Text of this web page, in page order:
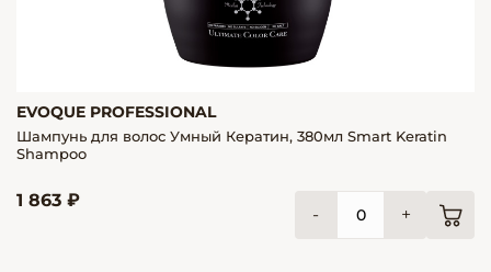
EVOQUE PROFESSIONAL
Шампунь для волос Умный Кератин, 380мл Smart Keratin
Shampoo
1 863 ₽
- +